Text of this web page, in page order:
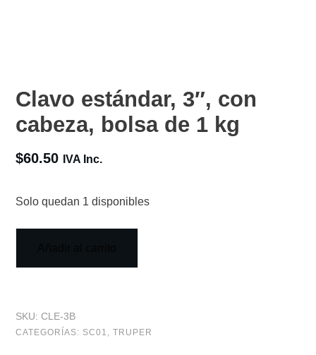
Clavo estándar, 3″, con
cabeza, bolsa de 1 kg
$60.50 IVA Inc.
Solo quedan 1 disponibles
SKU: CLE-3B
CATEGORÍAS: SC01 , TRUPER